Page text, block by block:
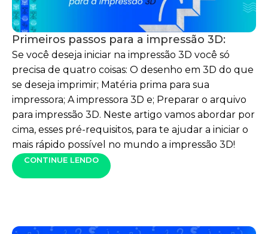
Primeiros passos para a impressão 3D:
Se você deseja iniciar na impressão 3D você só
precisa de quatro coisas: O desenho em 3D do que
se deseja imprimir; Matéria prima para sua
impressora; A impressora 3D e; Preparar o arquivo
para impressão 3D. Neste artigo vamos abordar por
cima, esses pré-requisitos, para te ajudar a iniciar o
mais rápido possível no mundo a impressão 3D!
CONTINUE LENDO